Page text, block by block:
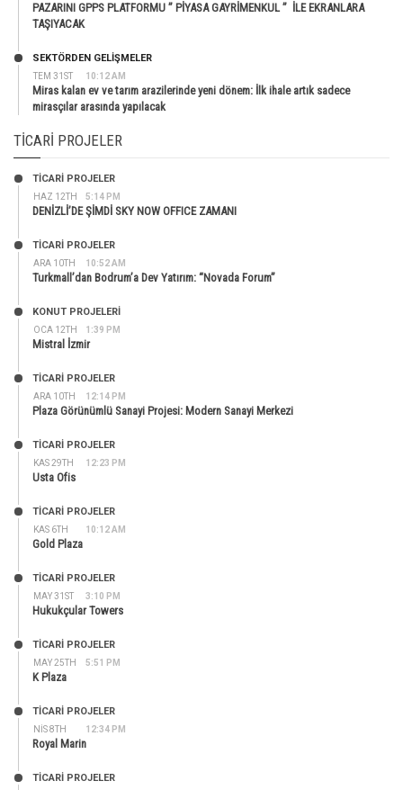
PAZARINI GPPS PLATFORMU ” PİYASA GAYRİMENKUL ” İLE EKRANLARA
TAŞIYACAK
TEM 31ST 10:12 AM
SEKTÖRDEN GELIŞMELER
Miras kalan ev ve tarım arazilerinde yeni dönem: İlk ihale artık sadece
mirasçılar arasında yapılacak
TICARI PROJELER
HAZ 12TH 5:14 PM
TİCARİ PROJELER
DENİZLİ’DE ŞİMDİ SKY NOW OFFICE ZAMANI
ARA 10TH 10:52 AM
TİCARİ PROJELER
Turkmall’dan Bodrum’a Dev Yatırım: “Novada Forum”
OCA 12TH 1:39 PM
KONUT PROJELERI
Mistral İzmir
ARA 10TH 12:14 PM
TİCARİ PROJELER
Plaza Görünümlü Sanayi Projesi: Modern Sanayi Merkezi
KAS 29TH 12:23 PM
TİCARİ PROJELER
Usta Ofis
KAS 6TH 10:12 AM
TİCARİ PROJELER
Gold Plaza
MAY 31ST 3:10 PM
TİCARİ PROJELER
Hukukçular Towers
MAY 25TH 5:51 PM
TİCARİ PROJELER
K Plaza
NIS 8TH 12:34 PM
TİCARİ PROJELER
Royal Marin
TİCARİ PROJELER